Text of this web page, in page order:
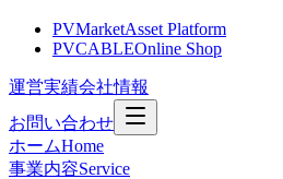
PVMarketAsset Platform
PVCABLEOnline Shop
運営実績会社情報
お問い合わせ
ホームHome
事業内容Service